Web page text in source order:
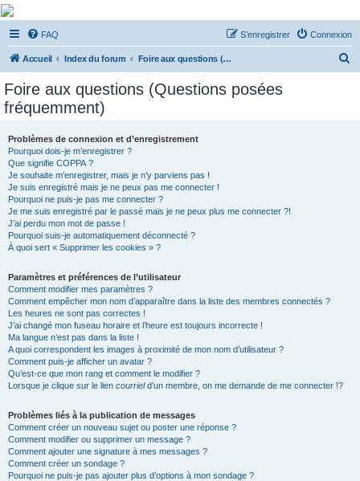
De Musicae Militari -
Forums
Forums de discussions
FAQ Connexion
S’enregistrer
Accueil Index du forum Foire aux questions (Questions posées fréquemment)
Foire aux questions (Questions posées
fréquemment)
Problèmes de connexion et d’enregistrement
Pourquoi dois-je m’enregistrer ?
Que signifie COPPA ?
Je souhaite m’enregistrer, mais je n’y parviens pas !
Je suis enregistré mais je ne peux pas me connecter !
Pourquoi ne puis-je pas me connecter ?
Je me suis enregistré par le passé mais je ne peux plus me connecter ?!
J’ai perdu mon mot de passe !
Pourquoi suis-je automatiquement déconnecté ?
À quoi sert « Supprimer les cookies » ?
Paramètres et préférences de l’utilisateur
Comment modifier mes paramètres ?
Comment empêcher mon nom d’apparaître dans la liste des membres connectés ?
Les heures ne sont pas correctes !
J’ai changé mon fuseau horaire et l’heure est toujours incorrecte !
Ma langue n’est pas dans la liste !
A quoi correspondent les images à proximité de mon nom d’utilisateur ?
Comment puis-je afficher un avatar ?
Qu’est-ce que mon rang et comment le modifier ?
Lorsque je clique sur le lien courrield’un membre, on me demande de me connecter !?
Problèmes liés à la publication de messages
Comment créer un nouveau sujet ou poster une réponse ?
Comment modifier ou supprimer un message ?
Comment ajouter une signature à mes messages ?
Comment créer un sondage ?
Pourquoi ne puis-je pas ajouter plus d’options à mon sondage ?